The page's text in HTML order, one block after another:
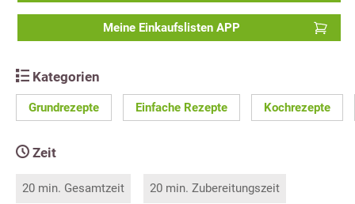
Meine Einkaufslisten APP
Kategorien
Grundrezepte Einfache Rezepte Kochrezepte
Zeit
20 min. Gesamtzeit 20 min. Zubereitungszeit